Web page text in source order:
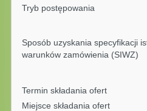
Tryb postępowania
Sposób uzyskania specyfikacji
warunków zamówienia (SIWZ)
Termin składania ofert
Miejsce składania ofert